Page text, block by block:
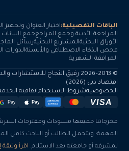
الباقات التفصيلية:اختيار العنوان وتجهيز
المراجعة الأدبية وجمع المراجعجمع البيانات
الأوراق البحثيةالمشاريع البحثيةرسائل
فحص الذكاء الاصطناعي والأنسنةالدورات
المرافقة الشهرية
© 2013–2026 رفيق النجاح
اقتصاد دبي (2026)
الخصوصيةشروط الاستخداماتفاقية
VISA
AMERICAN
EXPRESS
Pay
Pay
مخرجاتنا جميعها مسودات ومقترحات
المهمة؛ ويتحمل الطالب أو الباحث كامل
لمشرفه أو جامعته بعد الاستلام. اقرأ